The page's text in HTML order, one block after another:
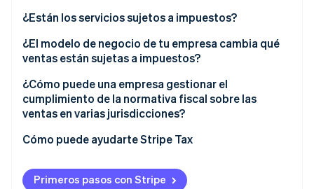
¿Están los servicios sujetos a impuestos?
¿El modelo de negocio de tu empresa cambia qué
ventas están sujetas a impuestos?
¿Cómo puede una empresa gestionar el
cumplimiento de la normativa fiscal sobre las
ventas en varias jurisdicciones?
Cómo puede ayudarte Stripe Tax
Primeros pasos con Stripe